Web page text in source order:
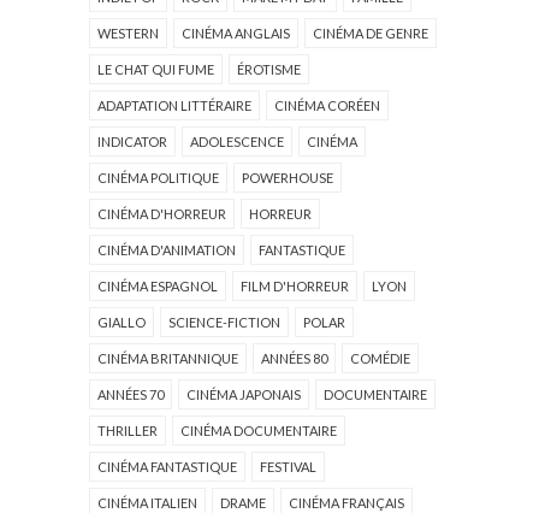
WESTERN CINÉMA ANGLAIS CINÉMA DE GENRE
LE CHAT QUI FUME ÉROTISME
ADAPTATION LITTÉRAIRE CINÉMA CORÉEN
INDICATOR ADOLESCENCE CINÉMA
CINÉMA POLITIQUE POWERHOUSE
CINÉMA D'HORREUR HORREUR
CINÉMA D'ANIMATION FANTASTIQUE
CINÉMA ESPAGNOL FILM D'HORREUR LYON
GIALLO SCIENCE-FICTION POLAR
CINÉMA BRITANNIQUE ANNÉES 80 COMÉDIE
ANNÉES 70 CINÉMA JAPONAIS DOCUMENTAIRE
THRILLER CINÉMA DOCUMENTAIRE
CINÉMA FANTASTIQUE FESTIVAL
CINÉMA ITALIEN DRAME CINÉMA FRANÇAIS